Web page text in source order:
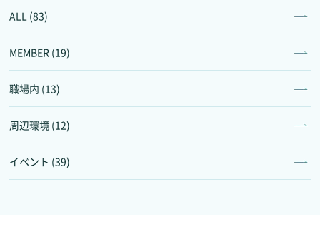
ALL (83)
MEMBER (19)
職場内 (13)
周辺環境 (12)
イベント (39)